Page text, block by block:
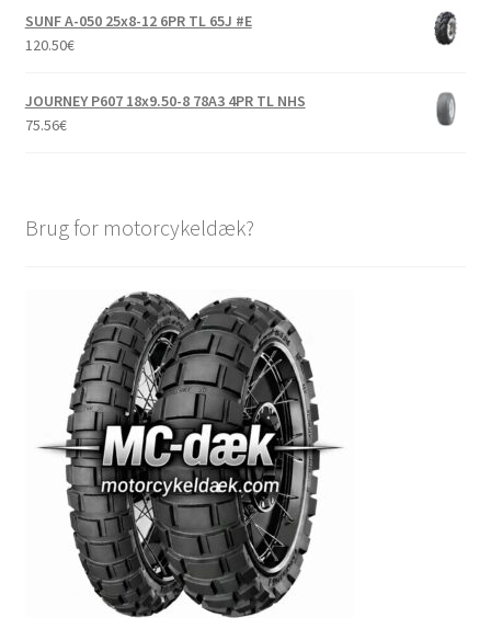
SUNF A-050 25x8-12 6PR TL 65J #E
120.50€
JOURNEY P607 18x9.50-8 78A3 4PR TL NHS
75.56€
Brug for motorcykeldæk?